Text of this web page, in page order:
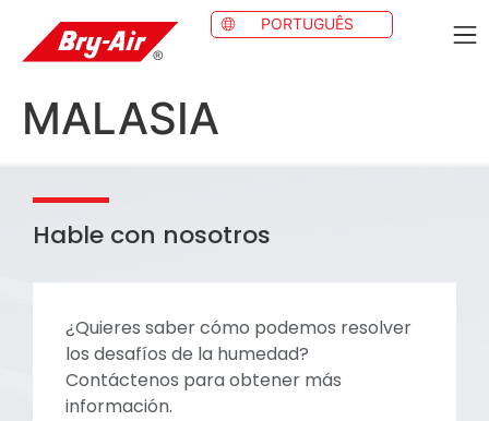
PORTUGUÊS
MALASIA
¿Quieres saber cómo podemos resolver
los desafíos de la humedad?
Contáctenos para obtener más
información.
Hable con nosotros